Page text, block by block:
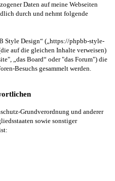
Daten auf meine Webseiten
durch und nehmt folgende
Style Design“ („https://phpbb-style-
auf die gleichen Inhalte verweisen)
„das Board“ oder "das Forum") die
Besuchs gesammelt werden.
Grundverordnung und anderer
sowie sonstiger